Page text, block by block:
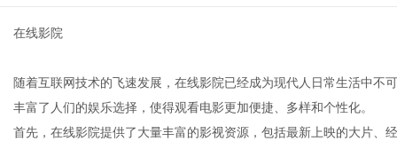
在线影院
随着互联网技术的飞速发展，在线影院已经成为现代人日常生活中不
丰富了人们的娱乐选择，使得观看电影更加便捷、多样和个性化。
首先，在线影院提供了大量丰富的影视资源，包括最新上映的大片、